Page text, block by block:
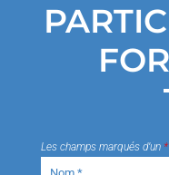
Les champs marqués d’un *